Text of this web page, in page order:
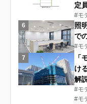
定
#モ
6
照
で
#モ
7
「
け
解
#モ
#モ